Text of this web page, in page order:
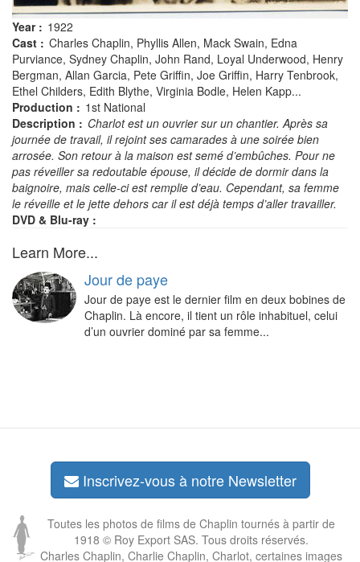
Year : 1922
Cast : Charles Chaplin, Phyllis Allen, Mack Swain, Edna
Purviance, Sydney Chaplin, John Rand, Loyal Underwood, Henry
Bergman, Allan Garcia, Pete Griffin, Joe Griffin, Harry Tenbrook,
Ethel Childers, Edith Blythe, Virginia Bodle, Helen Kapp...
Production : 1st National
Description : Charlot est un ouvrier sur un chantier. Après sa
journée de travail, il rejoint ses camarades à une soirée bien
arrosée. Son retour à la maison est semé d’embûches. Pour ne
pas réveiller sa redoutable épouse, il décide de dormir dans la
baignoire, mais celle-ci est remplie d’eau. Cependant, sa femme
le réveille et le jette dehors car il est déjà temps d’aller travailler.
DVD & Blu-ray :
Learn More...
Jour de paye
Jour de paye est le dernier film en deux bobines de
Chaplin. Là encore, il tient un rôle inhabituel, celui
d’un ouvrier dominé par sa femme...
Inscrivez-vous à notre Newsletter
Toutes les photos de films de Chaplin tournés à partir de
1918 © Roy Export SAS. Tous droits réservés.
Charles Chaplin, Charlie Chaplin, Charlot, certaines images